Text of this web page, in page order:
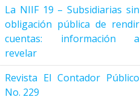
La NIIF 19 – Subsidiarias sin
obligación pública de rendir
cuentas: información a
revelar
Revista El Contador Público
No. 229